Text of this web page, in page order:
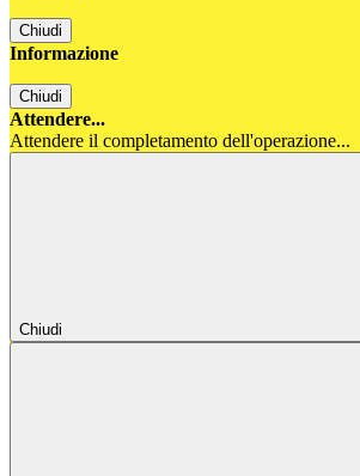
Chiudi
Informazione
Chiudi
Attendere...
Attendere il completamento dell'operazione...
Chiudi